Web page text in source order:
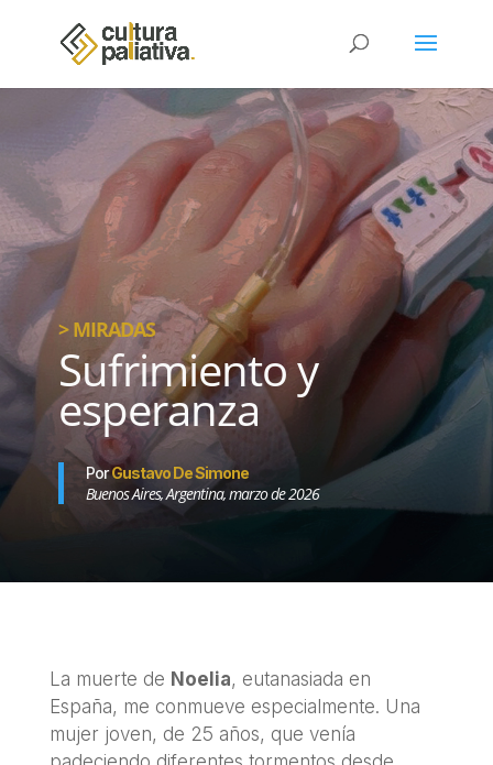
> MIRADAS
Sufrimiento y
esperanza
PorGustavo De Simone
Buenos Aires, Argentina, marzo de 2026
La muerte de Noelia, eutanasiada en
España, me conmueve especialmente. Una
mujer joven, de 25 años, que venía